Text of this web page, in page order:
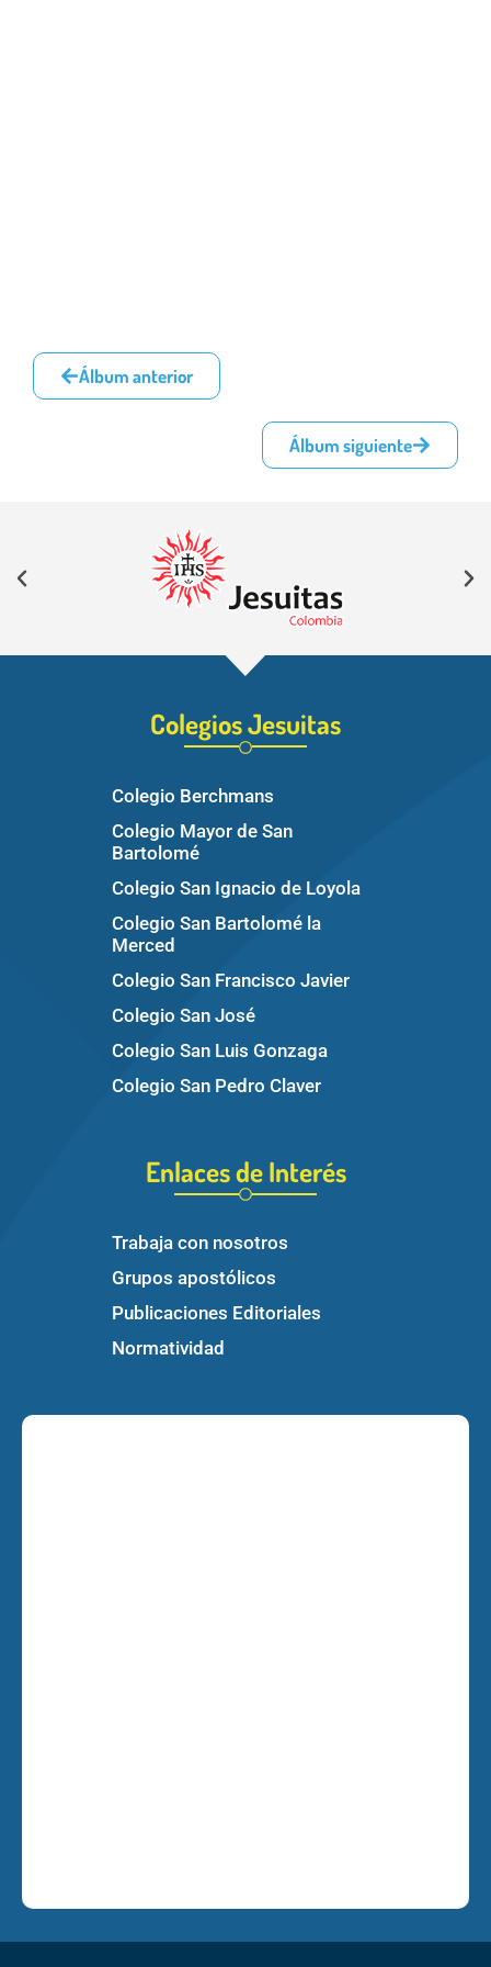
Álbum anterior
Álbum siguiente
Colegios Jesuitas
Colegio Berchmans
Colegio Mayor de San
Bartolomé
Colegio San Ignacio de Loyola
Colegio San Bartolomé la
Merced
Colegio San Francisco Javier
Colegio San José
Colegio San Luis Gonzaga
Colegio San Pedro Claver
Enlaces de Interés
Trabaja con nosotros
Grupos apostólicos
Publicaciones Editoriales
Normatividad